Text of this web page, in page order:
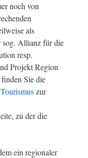
noch von
als
sog. Allianz für die
resp.
Projekt Region
Sie die
zur
zu der die
ein regionaler